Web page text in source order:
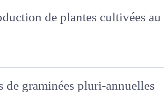
de plantes cultivées
de graminées pluri-annuelles